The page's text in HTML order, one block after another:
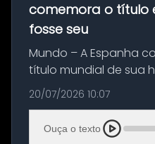
comemora o título
fosse seu
Mundo – A Espanha
título mundial de sua
Argentina por 1 a 0,
decisão da Copa do
de um duelo sem gols
20/07/2026 10:07
Ouça o texto